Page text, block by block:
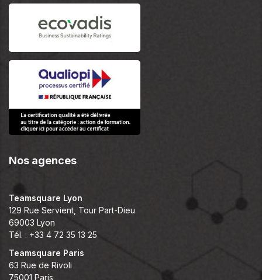
Nos agences
Teamsquare Lyon
129 Rue Servient, Tour Part-Dieu
69003 Lyon
Tél. : +33 4 72 35 13 25
Teamsquare Paris
63 Rue de Rivoli
75001 Paris